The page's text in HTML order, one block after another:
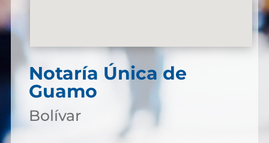
Notaría Única de
Guamo
Bolívar